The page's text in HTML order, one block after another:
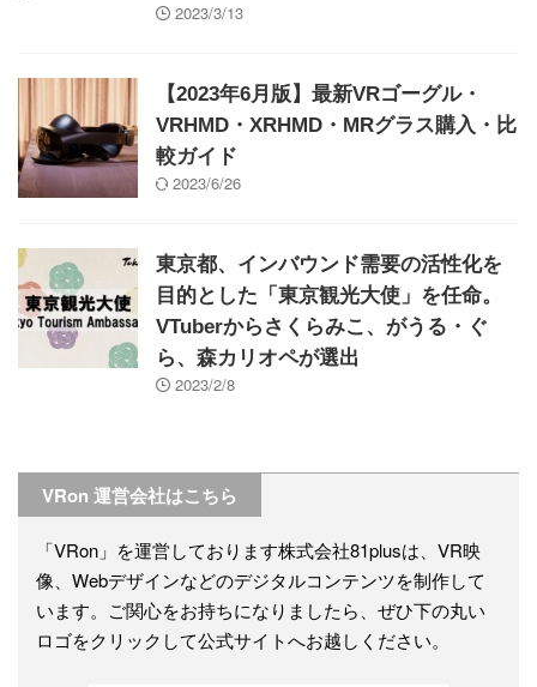
2023/3/13
【2023年6月版】最新VRゴーグル・
VRHMD・XRHMD・MRグラス購入・比
較ガイド
2023/6/26
東京都、インバウンド需要の活性化を
目的とした「東京観光大使」を任命。
VTuberからさくらみこ、がうる・ぐ
ら、森カリオペが選出
2023/2/8
VRon 運営会社はこちら
「VRon」を運営しております株式会社81plusは、VR映
像、Webデザインなどのデジタルコンテンツを制作して
います。ご関心をお持ちになりましたら、ぜひ下の丸い
ロゴをクリックして公式サイトへお越しください。